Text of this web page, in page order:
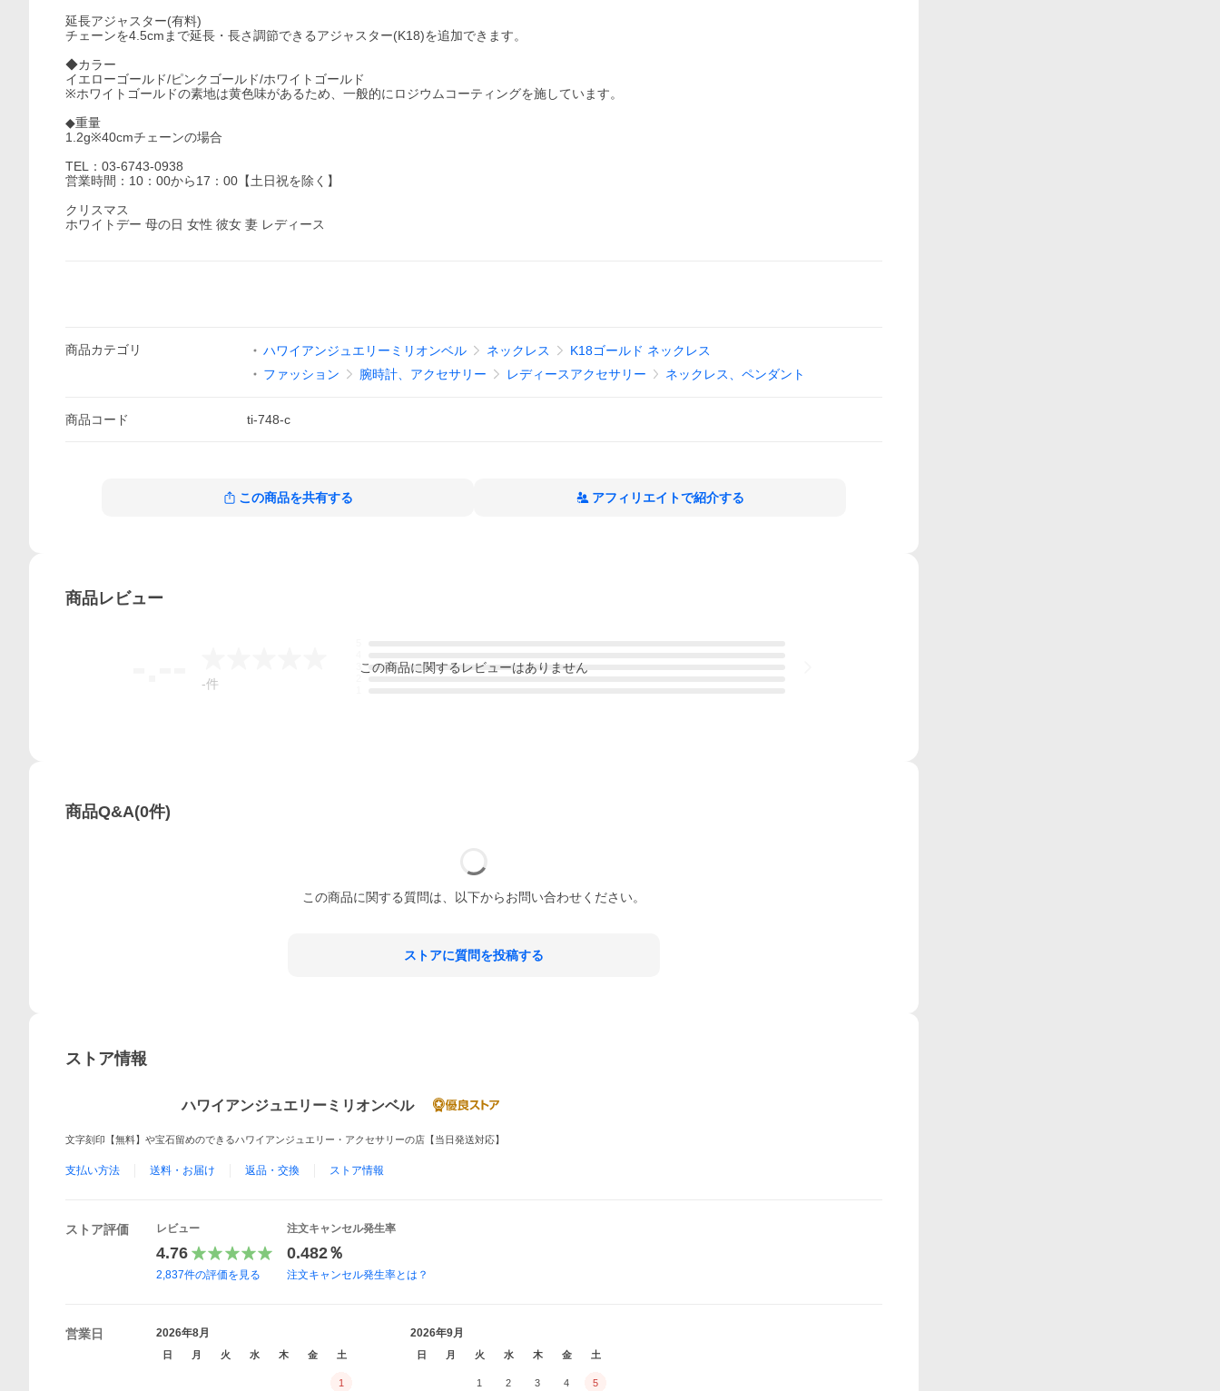
延長アジャスター(有料)
チェーンを4.5cmまで延長・長さ調節できるアジャスター(K18)を追加できます。
◆カラー
イエローゴールド/ピンクゴールド/ホワイトゴールド
※ホワイトゴールドの素地は黄色味があるため、一般的にロジウムコーティングを施しています。
◆重量
1.2g※40cmチェーンの場合
TEL：03-6743-0938
営業時間：10：00から17：00【土日祝を除く】
クリスマス
ホワイトデー 母の日 女性 彼女 妻 レディース
商品カテゴリ ハワイアンジュエリーミリオンベル ネックレス
K18ゴールド ネックレス
ファッション
腕時計、アクセサリー レディースアクセサリー ネックレス、ペンダント
商品コード ti-748-c
この商品を共有する アフィリエイトで紹介する
商品レビュー
-件
この商品に関するレビューはありません
商品Q&A(0件)
この商品に関する質問は、以下からお問い合わせください。
ストアに質問を投稿する
ストア情報
ハワイアンジュエリーミリオンベル
文字刻印【無料】や宝石留めのできるハワイアンジュエリー・アクセサリーの店【当日発送対応】
支払い方法 送料・お届け 返品・交換 ストア情報
ストア評価 レビュー
4.76
2,837件の評価を見る
注文キャンセル発生率
0.482％
注文キャンセル発生率とは？
営業日 2026年8月
日 月 火 水 木 金 土
1
2026年9月
日 月 火 水 木 金 土
1 2 3 4 5